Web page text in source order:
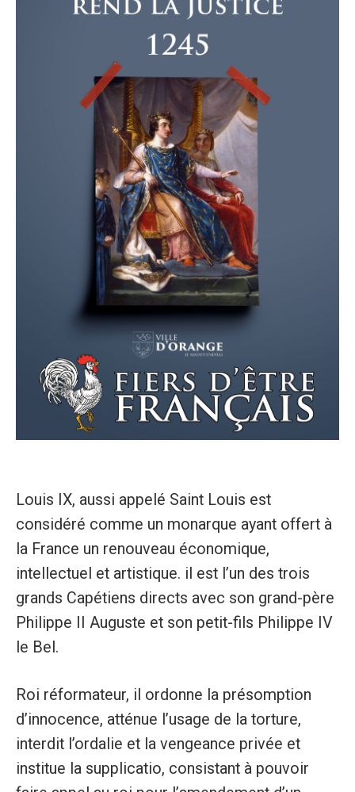
Louis IX, aussi appelé Saint Louis est
considéré comme un monarque ayant offert à
la France un renouveau économique,
intellectuel et artistique. il est l’un des trois
grands Capétiens directs avec son grand-père
Philippe II Auguste et son petit-fils Philippe IV
le Bel.
Roi réformateur, il ordonne la présomption
d’innocence, atténue l’usage de la torture,
interdit l’ordalie et la vengeance privée et
institue la supplicatio, consistant à pouvoir